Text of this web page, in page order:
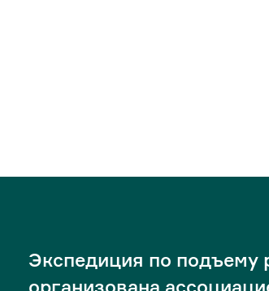
Экспедиция по подъему